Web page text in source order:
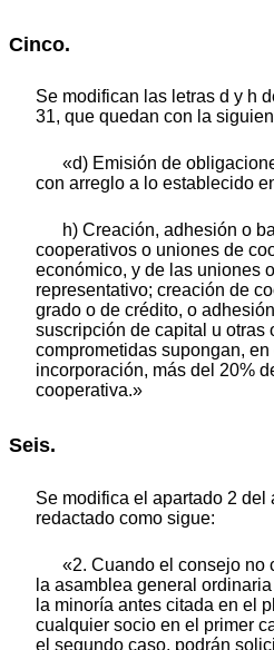
Cinco.
Se modifican las letras d y h
31, que quedan con la
«d) Emisión de
con arreglo a lo establecido
h) Creación, adhesión o
cooperativos o uniones de
económico, y de las uniones
representativo; creación de
grado o de crédito, o
suscripción de capital u
comprometidas supongan,
incorporación, más del 20%
cooperativa.»
Seis.
Se modifica el apartado 2 del
redactado como sigue:
«2. Cuando el consejo no
la asamblea general
la minoría antes citada en el
cualquier socio en el primer
el segundo caso, podrán